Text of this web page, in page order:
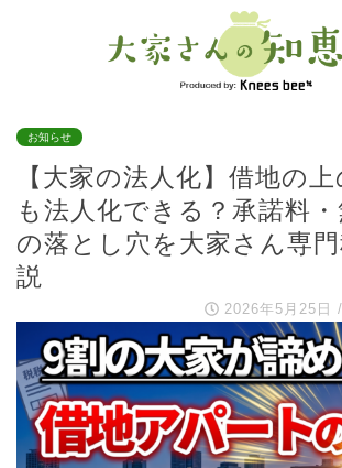
お知らせ
【大家の法人化】借地の
も法人化できる？承諾料
の落とし穴を大家さん専
説
2026年5月25日 /